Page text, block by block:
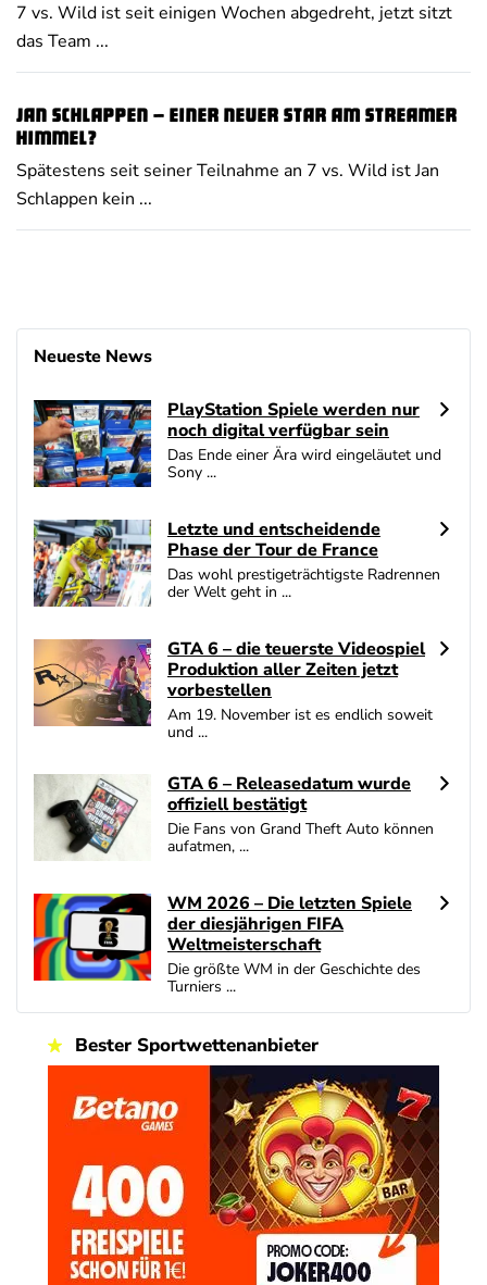
7 vs. Wild ist seit einigen Wochen abgedreht, jetzt sitzt
das Team ...
Jan Schlappen – einer neuer Star am Streamer
Himmel?
Spätestens seit seiner Teilnahme an 7 vs. Wild ist Jan
Schlappen kein ...
Neueste News
PlayStation Spiele werden nur
noch digital verfügbar sein
Das Ende einer Ära wird eingeläutet und
Sony ...
Letzte und entscheidende
Phase der Tour de France
Das wohl prestigeträchtigste Radrennen
der Welt geht in ...
GTA 6 – die teuerste Videospiel
Produktion aller Zeiten jetzt
vorbestellen
Am 19. November ist es endlich soweit
und ...
GTA 6 – Releasedatum wurde
offiziell bestätigt
Die Fans von Grand Theft Auto können
aufatmen, ...
WM 2026 – Die letzten Spiele
der diesjährigen FIFA
Weltmeisterschaft
Die größte WM in der Geschichte des
Turniers ...
Bester Sportwettenanbieter